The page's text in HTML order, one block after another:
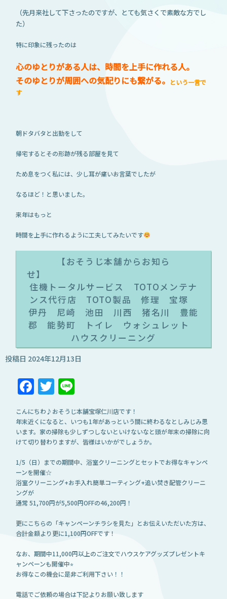
（先月来社して下さったのですが、とても気さくで素敵な方でし
た）
特に印象に残ったのは
心のゆとりがある人は、時間を上手に作れる人。
そのゆとりが周囲への気配りにも繋がる。
という一言で
す
朝ドタバタと出勤をして
帰宅するとその形跡が残る部屋を見て
ため息をつく私には、少し耳が痛いお言葉でしたが
なるほど！と思いました。
来年はもっと
時間を上手に作れるように工夫してみたいです
【おそうじ本舗からお知ら
住機トータルサービス TOTOメンテナ
ンス代行店 TOTO製品 修理 宝塚
伊丹 尼崎 池田 川西 猪名川 豊能
郡 能勢町 トイレ ウォシュレット
ハウスクリーニング
投稿日 2024年12月13日
Facebook
Twitter
こんにちわ♪おそうじ本舗宝塚仁川店です！
年末近くになると、いつも1年があっという間に終わるなとしみじみ思
います。家の掃除も少しずつしないといけないなと頭が年末の掃除に向
けて切り替わりますが、皆様はいかがでしょうか。
1/5（日）までの期間中、浴室クリーニングとセットでお得なキャンペ
ーンを開催☆
浴室クリーニング+お手入れ簡単コーティング+追い焚き配管クリーニ
ングが
通常 51,700円が5,500円OFFの46,200円！
更にこちらの「キャンペーンチラシを見た」とお伝えいただいた方は、
合計金額より更に1,100円OFFです！
なお、期間中11,000円以上のご注文でハウスケアグッズプレゼントキ
ャンペーンも開催中⭐︎
お得なこの機会に是非ご利用下さい！！
電話でご依頼の場合は下記よりお願い致します